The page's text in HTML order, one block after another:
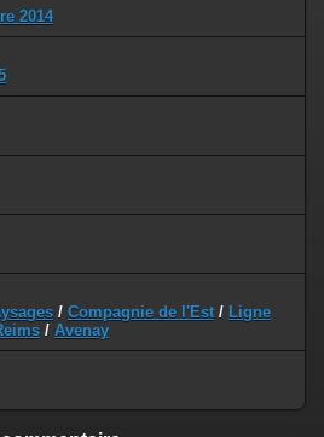
2014
/ Compagnie de l'Est / Ligne
/ Avenay